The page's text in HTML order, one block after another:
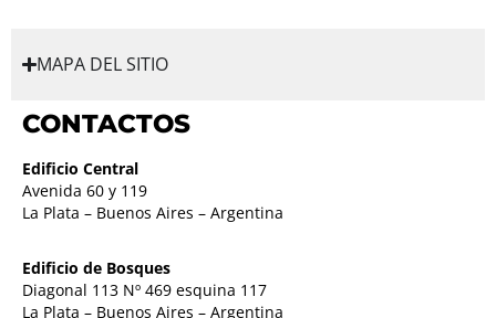
MAPA DEL SITIO
CONTACTOS
Edificio Central
Avenida 60 y 119
La Plata – Buenos Aires – Argentina
Edificio de Bosques
Diagonal 113 Nº 469 esquina 117
La Plata – Buenos Aires – Argentina